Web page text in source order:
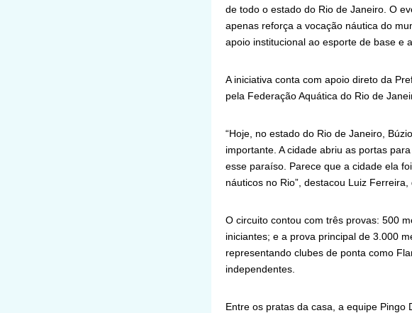
de todo o estado do Rio de Janeiro. O
apenas reforça a vocação náutica do
apoio institucional ao esporte de base e
A iniciativa conta com apoio direto da
pela Federação Aquática do Rio de
“Hoje, no estado do Rio de Janeiro,
importante. A cidade abriu as portas
esse paraíso. Parece que a cidade ela
náuticos no Rio”, destacou Luiz Ferreira,
O circuito contou com três provas: 500
iniciantes; e a prova principal de 3.000
representando clubes de ponta como
independentes.
Entre os pratas da casa, a equipe Pingo